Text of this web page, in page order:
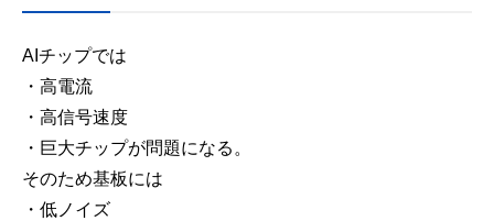
AIチップでは
・高電流
・高信号速度
・巨大チップが問題になる。
そのため基板には
・低ノイズ